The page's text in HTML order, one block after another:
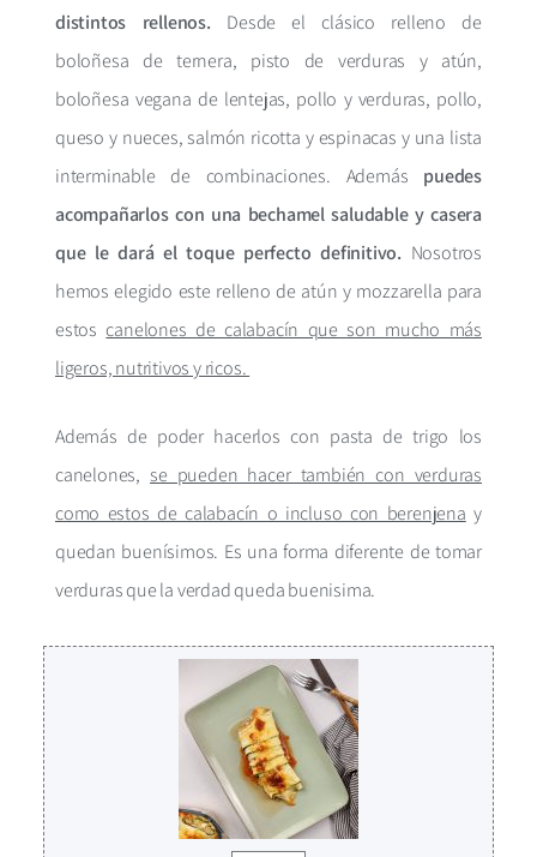
distintos rellenos. Desde el clásico relleno de
boloñesa de ternera, pisto de verduras y atún,
boloñesa vegana de lentejas, pollo y verduras, pollo,
queso y nueces, salmón ricotta y espinacas y una lista
interminable de combinaciones. Además puedes
acompañarlos con una bechamel saludable y casera
que le dará el toque perfecto definitivo. Nosotros
hemos elegido este relleno de atún y mozzarella para
estoscanelones de calabacín que son mucho más
ligeros, nutritivos y ricos.
Además de poder hacerlos con pasta de trigo los
canelones, se pueden hacer también con verduras
como estos de calabacín o incluso con berenjena y
quedan buenísimos. Es una forma diferente de tomar
verduras que la verdad queda buenisima.